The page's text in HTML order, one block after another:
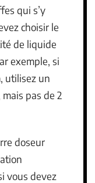
qui s’y
choisir le
de liquide
exemple, si
utilisez un
pas de 2
doseur
vous devez